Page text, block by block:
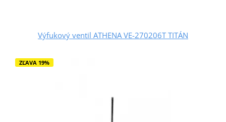
Výfukový ventil ATHENA VE-270206T TITÁN
ZĽAVA 19%